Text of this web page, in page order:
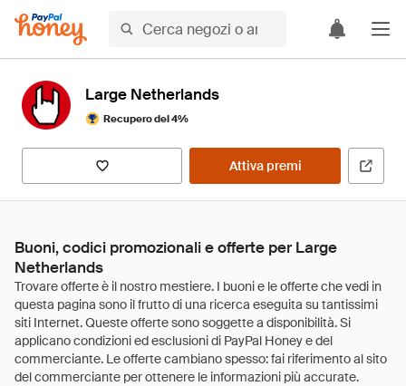
Large Netherlands
Recupero del 4%
Attiva premi
Buoni, codici promozionali e offerte per Large
Netherlands